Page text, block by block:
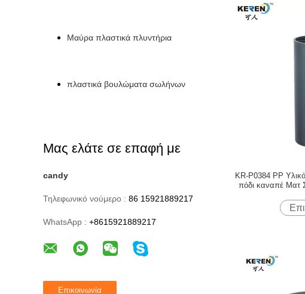
Μαύρα πλαστικά πλυντήρια
πλαστικά βουλώματα σωλήνων
Μας ελάτε σε επαφή με
candy
Τηλεφωνικό νούμερο : 86 15921889217
WhatsApp : +8615921889217
KR-P0384 PP
πόδι καναπέ Ματ